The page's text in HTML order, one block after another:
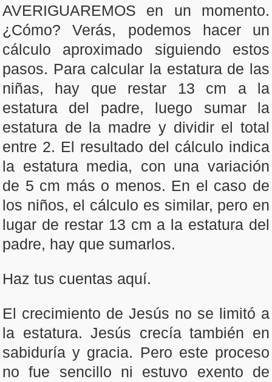
AVERIGUAREMOS en un momento.
¿Cómo? Verás, podemos hacer un
cálculo aproximado siguiendo estos
pasos. Para calcular la estatura de las
niñas, hay que restar 13 cm a la
estatura del padre, luego sumar la
estatura de la madre y dividir el total
entre 2. El resultado del cálculo indica
la estatura media, con una variación
de 5 cm más o menos. En el caso de
los niños, el cálculo es similar, pero en
lugar de restar 13 cm a la estatura del
padre, hay que sumarlos.
Haz tus cuentas aquí.
El crecimiento de Jesús no se limitó a
la estatura. Jesús crecía también en
sabiduría y gracia. Pero este proceso
no fue sencillo ni estuvo exento de